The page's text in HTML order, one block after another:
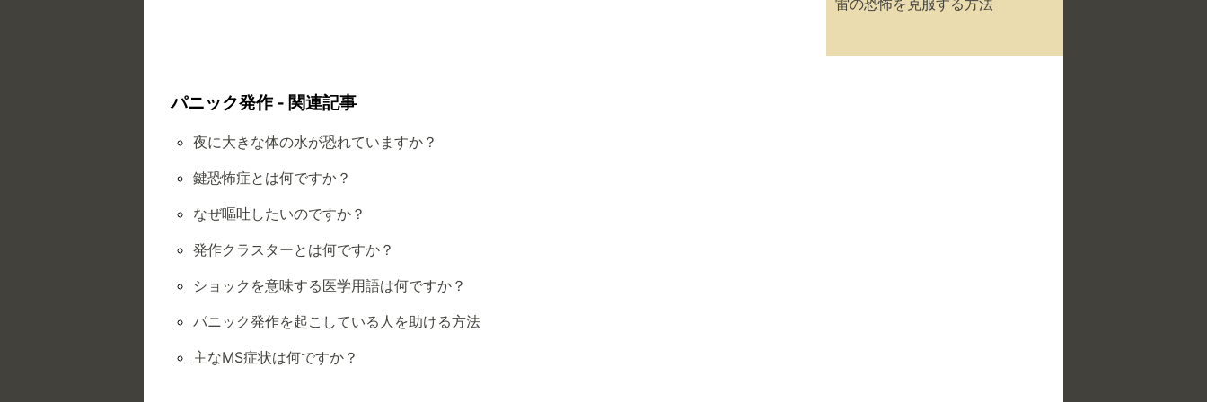
パニック発作 - 関連記事
夜に大きな体の水が恐れていますか？
鍵恐怖症とは何ですか？
なぜ嘔吐したいのですか？
発作クラスターとは何ですか？
ショックを意味する医学用語は何ですか？
パニック発作を起こしている人を助ける方法
主なMS症状は何ですか？
雷の恐怖を克服する方法